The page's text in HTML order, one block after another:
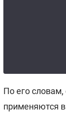
По его словам,
применяются